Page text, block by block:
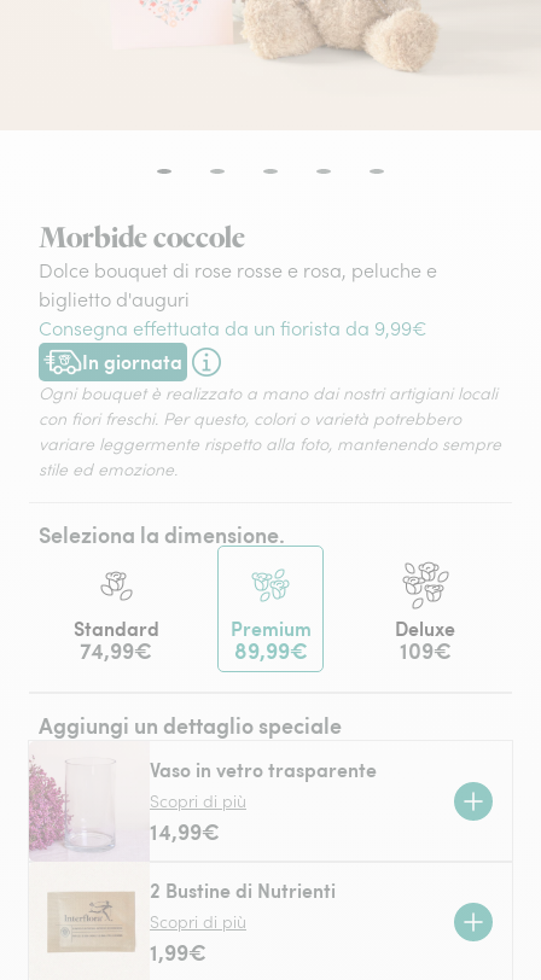
Morbide coccole
Dolce bouquet di rose rosse e rosa, peluche e
biglietto d'auguri
Consegna effettuata da un fiorista da 9,99€
In giornata
Consegna disponibile oggi o in data a tua scelta.
Ogni bouquet è realizzato a mano dai nostri artigiani locali
con fiori freschi. Per questo, colori o varietà potrebbero
variare leggermente rispetto alla foto, mantenendo sempre
stile ed emozione.
Seleziona la dimensione.
Standard
74,99€
Premium
89,99€
Deluxe
109€
Aggiungi un dettaglio speciale
Vaso in vetro trasparente
Scopri di più
14,99€
2 Bustine di Nutrienti
Scopri di più
1,99€